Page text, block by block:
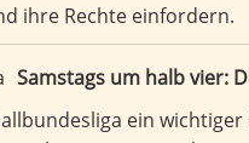
ihre Rechte einfordern.
Samstags um halb vier:
ein